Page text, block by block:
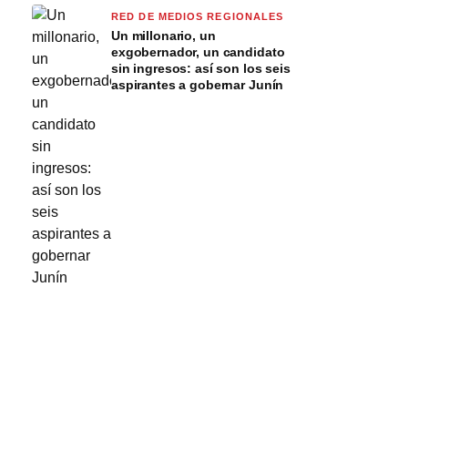
RED DE MEDIOS REGIONALES
Un millonario, un
exgobernador, un candidato
sin ingresos: así son los seis
aspirantes a gobernar Junín